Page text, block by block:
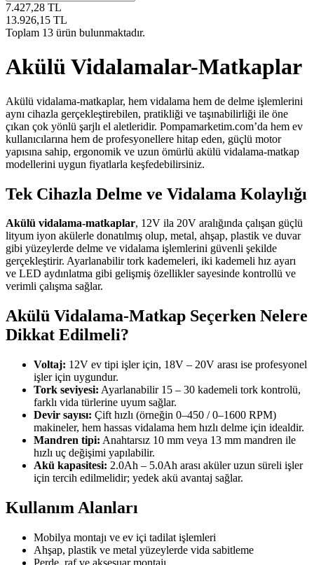
7.427,28 TL
13.926,15 TL
Toplam 13 ürün bulunmaktadır.
Akülü Vidalamalar-Matkaplar
Akülü vidalama-matkaplar, hem vidalama hem de delme işlemlerini
aynı cihazla gerçekleştirebilen, pratikliği ve taşınabilirliği ile öne
çıkan çok yönlü şarjlı el aletleridir. Pompamarketim.com’da hem ev
kullanıcılarına hem de profesyonellere hitap eden, güçlü motor
yapısına sahip, ergonomik ve uzun ömürlü akülü vidalama-matkap
modellerini uygun fiyatlarla keşfedebilirsiniz.
Tek Cihazla Delme ve Vidalama Kolaylığı
Akülü vidalama-matkaplar, 12V ila 20V aralığında çalışan güçlü
lityum iyon akülerle donatılmış olup, metal, ahşap, plastik ve duvar
gibi yüzeylerde delme ve vidalama işlemlerini güvenli şekilde
gerçekleştirir. Ayarlanabilir tork kademeleri, iki kademeli hız ayarı
ve LED aydınlatma gibi gelişmiş özellikler sayesinde kontrollü ve
verimli çalışma sağlar.
Akülü Vidalama-Matkap Seçerken Nelere
Dikkat Edilmeli?
Voltaj: 12V ev tipi işler için, 18V – 20V arası ise profesyonel
işler için uygundur.
Tork seviyesi: Ayarlanabilir 15 – 30 kademeli tork kontrolü,
farklı vida türlerine uyum sağlar.
Devir sayısı: Çift hızlı (örneğin 0–450 / 0–1600 RPM)
makineler, hem hassas vidalama hem hızlı delme için idealdir.
Mandren tipi: Anahtarsız 10 mm veya 13 mm mandren ile
hızlı uç değişimi yapılabilir.
Akü kapasitesi: 2.0Ah – 5.0Ah arası aküler uzun süreli işler
için tercih edilmelidir; yedek akü avantaj sağlar.
Kullanım Alanları
Mobilya montajı ve ev içi tadilat işlemleri
Ahşap, plastik ve metal yüzeylerde vida sabitleme
Perde, raf ve aksesuar montajı